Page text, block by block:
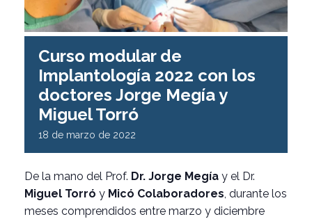
Curso modular de
Implantología 2022 con los
doctores Jorge Megía y
Miguel Torró
18 de marzo de 2022
De la mano del Prof. Dr. Jorge Megía y el Dr.
Miguel Torró y Micó Colaboradores, durante los
meses comprendidos entre marzo y diciembre